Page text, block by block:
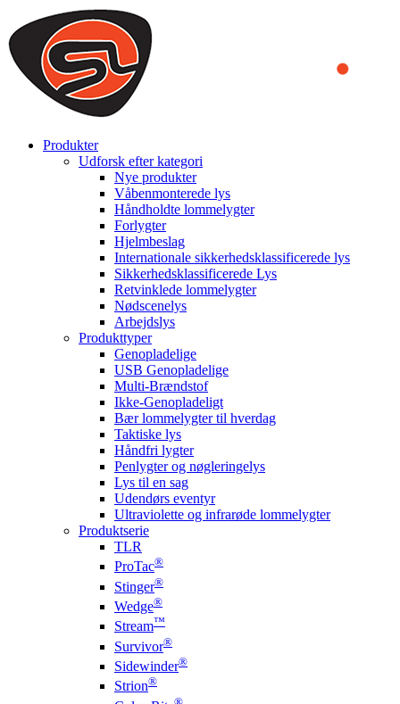
We use cookies to ensure that we provide you the best experience
on our website. By continuing to browse this website, you accept
that cookies are used to help us analyze how the website is used and
to offer you a better experience. To learn more or to find out how
you can disable cookies, you can access our
Produkter
Udforsk efter kategori
Nye produkter
Våbenmonterede lys
Håndholdte lommelygter
Forlygter
Hjelmbeslag
Internationale sikkerhedsklassificerede lys
Sikkerhedsklassificerede Lys
Retvinklede lommelygter
Nødscenelys
Arbejdslys
Produkttyper
Genopladelige
USB Genopladelige
Multi-Brændstof
Ikke-Genopladeligt
Bær lommelygter til hverdag
Taktiske lys
Håndfri lygter
Penlygter og nøgleringelys
Lys til en sag
Udendørs eventyr
Ultraviolette og infrarøde lommelygter
Produktserie
TLR
ProTac®
Stinger®
Wedge®
Stream™
Survivor®
Sidewinder®
Strion®
®